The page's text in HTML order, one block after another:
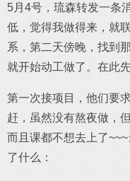
5月4号，琉森转发一条
低，觉得我做得来，就
系，第二天傍晚，找到
就开始动工做了。在此
第一次接项目，他们要
赶，虽然没有熬夜做，
而且课都不想去上了
了什么：